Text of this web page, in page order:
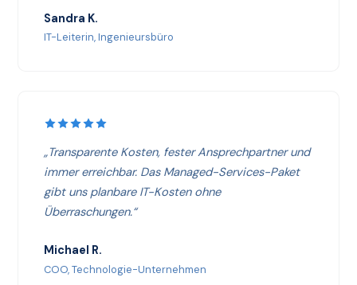
Sandra K.
IT-Leiterin, Ingenieursbüro
„Transparente Kosten, fester Ansprechpartner und
immer erreichbar. Das Managed-Services-Paket
gibt uns planbare IT-Kosten ohne
Überraschungen.“
Michael R.
COO, Technologie-Unternehmen